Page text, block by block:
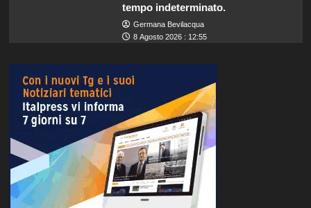
tempo indeterminato.
Germana Bevilacqua
8 Agosto 2026 : 12:55